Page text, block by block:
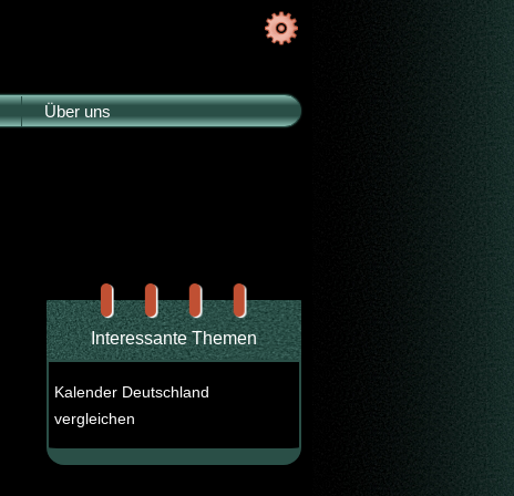
Über uns
Interessante Themen
Kalender Deutschland
vergleichen